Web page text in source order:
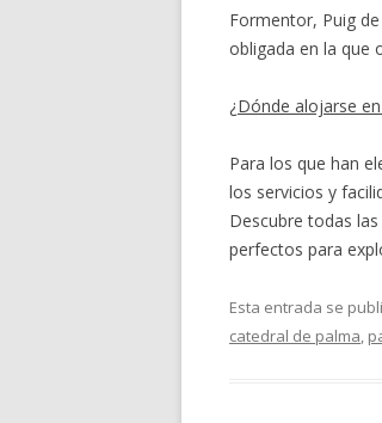
Formentor, Puig
obligada en la que
¿Dónde alojarse
Para los que han
los servicios y
Descubre todas
perfectos para
Esta entrada se
catedral de palma,